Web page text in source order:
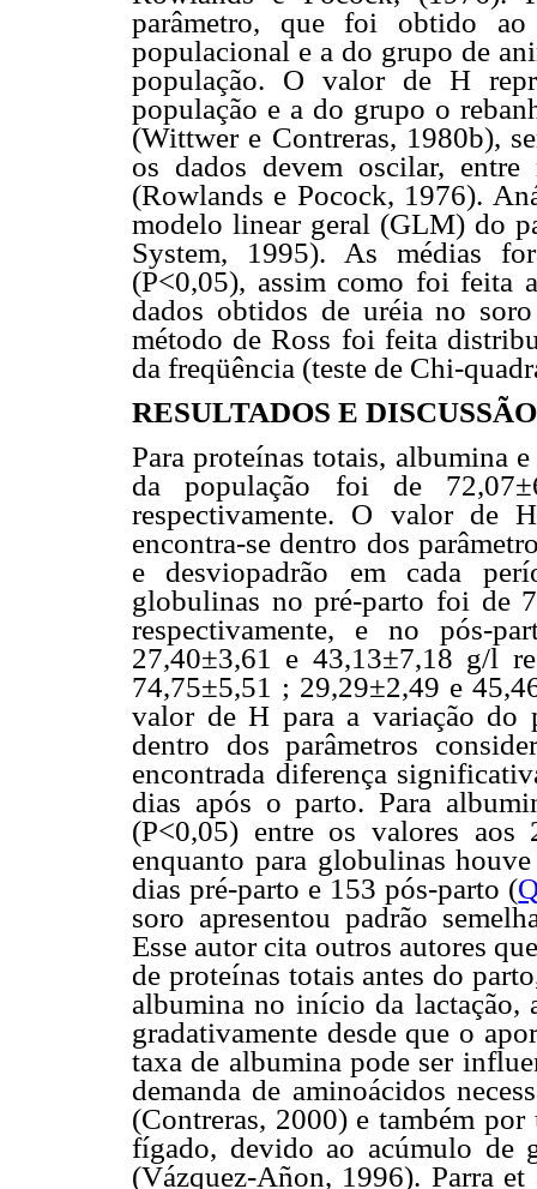
parâmetro, que foi obtido
populacional e a do grupo de
população. O valor de H
população e a do grupo o
(Wittwer e Contreras, 1980b),
os dados devem oscilar,
(Rowlands e Pocock, 1976).
modelo linear geral (GLM) do
System, 1995). As médias
(P<0,05), assim como foi feita
dados obtidos de uréia no
método de Ross foi feita
da freqüência (teste de Chi-
RESULTADOS E DISCUSSÃO
Para proteínas totais, albumina
da população foi de
respectivamente. O valor de
encontra-se dentro dos
e desviopadrão em cada
globulinas no pré-parto foi de
respectivamente, e no pós-
27,40±3,61 e 43,13±7,18 g/l
74,75±5,51 ; 29,29±2,49 e
valor de H para a variação do
dentro dos parâmetros
encontrada diferença
dias após o parto. Para
(P<0,05) entre os valores
enquanto para globulinas
dias pré-parto e 153 pós-parto (
soro apresentou padrão
Esse autor cita outros autores
de proteínas totais antes do
albumina no início da lactação,
gradativamente desde que o
taxa de albumina pode ser
demanda de aminoácidos
(Contreras, 2000) e também
fígado, devido ao acúmulo de
(Vázquez-Añon, 1996). Parra